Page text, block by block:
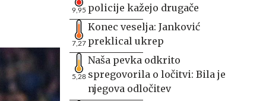
9,95 policije kažejo drugače
7,27
Konec veselja: Janković
preklical ukrep
5,28
Naša pevka odkrito
spregovorila o ločitvi: Bila je
njegova odločitev